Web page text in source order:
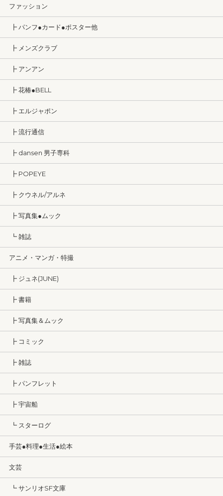
ファッション
┣ パンフ●カード●ポスター他
┣ メンズクラブ
┣ アンアン
┣ 花椿●BELL
┣ エルジャポン
┣ 流行通信
┣ dansen 男子専科
┣ POPEYE
┣ クウネル/アルネ
┣ 写真集●ムック
┗ 雑誌
アニメ・マンガ・特撮
┣ ジュネ(JUNE)
┣ 書籍
┣ 写真集＆ムック
┣ コミック
┣ 雑誌
┣ パンフレット
┣ 宇宙船
┗ スターログ
手芸●料理●生活●絵本
文芸
┗ サンリオSF文庫